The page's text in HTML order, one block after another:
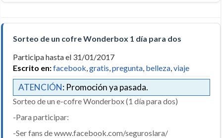
Sorteo de un cofre Wonderbox 1 día para dos
Participa hasta el 31/01/2017
Escrito en:facebook,gratis,pregunta, belleza,viaje
ATENCIÓN: Promoción ya pasada.
Sorteo de un e-cofre Wonderbox (1 día para dos)
-Para participar:
-Ser fans de www.facebook.com/seguroslara/